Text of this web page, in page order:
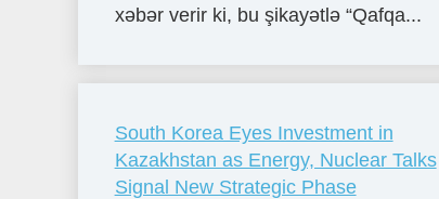
xəbər verir ki, bu şikayətlə “Qafqa...
South Korea Eyes Investment in
Kazakhstan as Energy, Nuclear Talks
Signal New Strategic Phase